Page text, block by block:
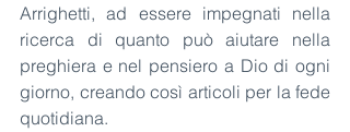
Arrighetti, ad essere impegnati nella
ricerca di quanto può aiutare nella
preghiera e nel pensiero a Dio di ogni
giorno, creando così articoli per la fede
quotidiana.